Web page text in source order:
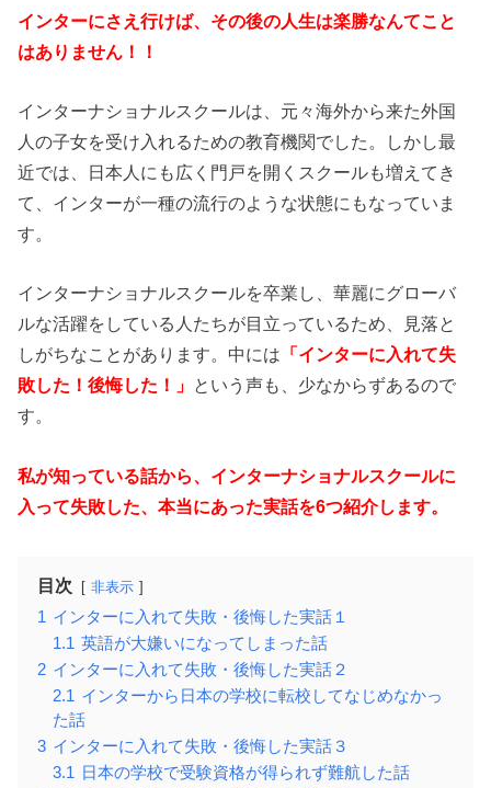
インターにさえ行けば、その後の人生は楽勝なんてこと
はありません！！
インターナショナルスクールは、元々海外から来た外国
人の子女を受け入れるための教育機関でした。しかし最
近では、日本人にも広く門戸を開くスクールも増えてき
て、インターが一種の流行のような状態にもなっていま
す。
インターナショナルスクールを卒業し、華麗にグローバ
ルな活躍をしている人たちが目立っているため、見落と
しがちなことがあります。中には 「インターに入れて失
敗した！後悔した！」 という声も、少なからずあるので
す。
私が知っている話から、インターナショナルスクールに
入って失敗した、本当にあった実話を6つ紹介します。
目次 非表示
1 インターに入れて失敗・後悔した実話１
1.1 英語が大嫌いになってしまった話
2 インターに入れて失敗・後悔した実話２
2.1 インターから日本の学校に転校してなじめなかっ
た話
3 インターに入れて失敗・後悔した実話３
3.1
日本の学校で受験資格が得られず難航した話